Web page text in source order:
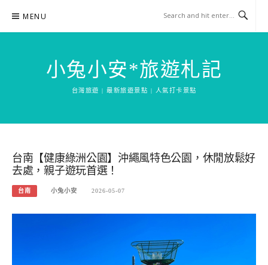
content
MENU
小兔小安*旅遊札記
台灣旅遊 | 最新旅遊景點 | 人氣打卡景點
台南【健康綠洲公園】沖繩風特色公園，休閒放鬆好
去處，親子遊玩首選！
台南 小兔小安 2026-05-07